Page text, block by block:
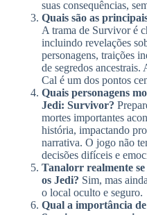
suas consequências,
Quais são as
A trama de Survivor é
incluindo revelações
personagens, traições
de segredos ancestrais.
Cal é um dos pontos
Quais personagens
Jedi: Survivor?
mortes importantes
história, impactando
narrativa. O jogo não
decisões difíceis e
Tanalorr realmente
os Jedi? Sim, mas
o local oculto e seguro.
Qual a importância